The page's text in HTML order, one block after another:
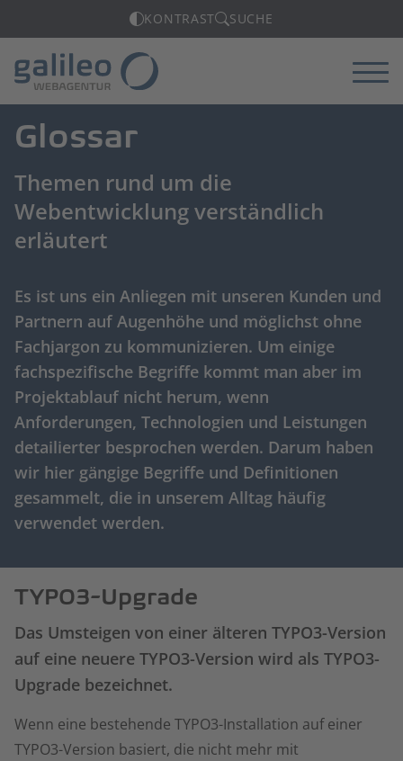
KONTRAST SUCHE
Glossar
Themen rund um die
Webentwicklung verständlich
erläutert
Es ist uns ein Anliegen mit unseren Kunden und
Partnern auf Augenhöhe und möglichst ohne
Fachjargon zu kommunizieren. Um einige
fachspezifische Begriffe kommt man aber im
Projektablauf nicht herum, wenn
Anforderungen, Technologien und Leistungen
detailierter besprochen werden. Darum haben
wir hier gängige Begriffe und Definitionen
gesammelt, die in unserem Alltag häufig
verwendet werden.
TYPO3-Upgrade
Das Umsteigen von einer älteren TYPO3-Version
auf eine neuere TYPO3-Version wird als TYPO3-
Upgrade bezeichnet.
Wenn eine bestehende TYPO3-Installation auf einer
TYPO3-Version basiert, die nicht mehr mit